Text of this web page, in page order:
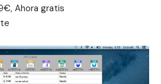
Ahora gratis